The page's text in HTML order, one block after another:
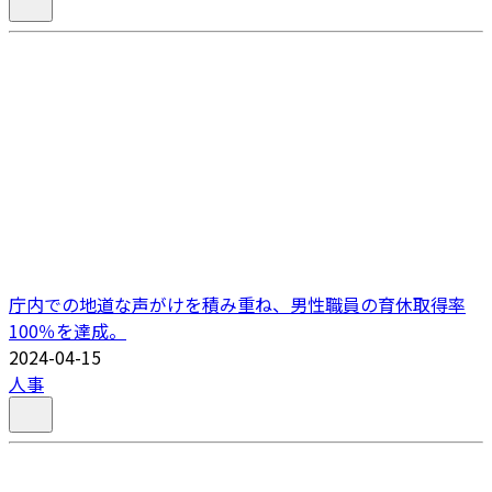
庁内での地道な声がけを積み重ね、男性職員の育休取得率
100％を達成。
2024-04-15
人事